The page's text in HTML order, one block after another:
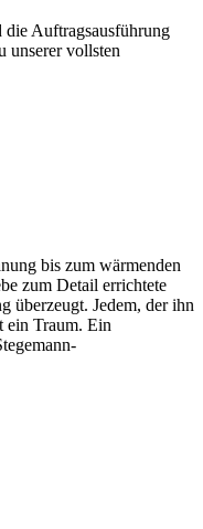
die Auftragsausführung
unserer vollsten
bis zum wärmenden
zum Detail errichtete
überzeugt. Jedem, der ihn
ein Traum. Ein